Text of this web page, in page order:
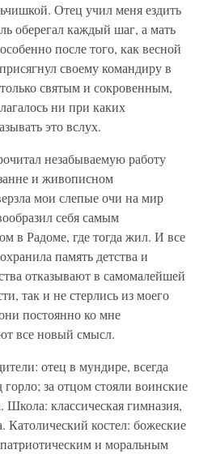
Отец учил меня ездить
оберегал каждый шаг, а мать
после того, как весной
своему командиру в
святым и сокровенным,
ни при каких
это вслух.
незабываемую работу
и живописном
мои слепые очи на мир
себя самым
в Радоме, где тогда жил. И все
память детства и
отказывают в самомалейшей
так и не стерлись из моего
постоянно ко мне
все новый смысл.
отец в мундире, всегда
за отцом стояли воинские
Школа: классическая гимназия,
Католический костел: божеские
и моральным